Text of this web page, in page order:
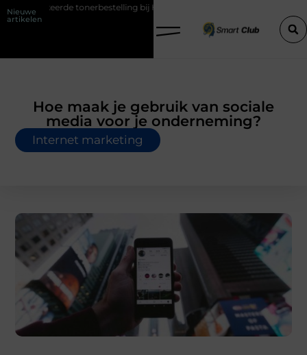
Nieuwe
artikelen
tonerbestelling bij HP printers
Hoe maak je gebruik van sociale
media voor je onderneming?
Internet marketing